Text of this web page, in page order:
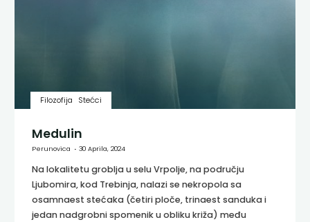
Filozofija Stećci
Medulin
Perunovica 30 Aprila, 2024
Na lokalitetu groblja u selu Vrpolje, na području
Ljubomira, kod Trebinja, nalazi se nekropola sa
osamnaest stećaka (četiri ploče, trinaest sanduka i
jedan nadgrobni spomenik u obliku križa) među